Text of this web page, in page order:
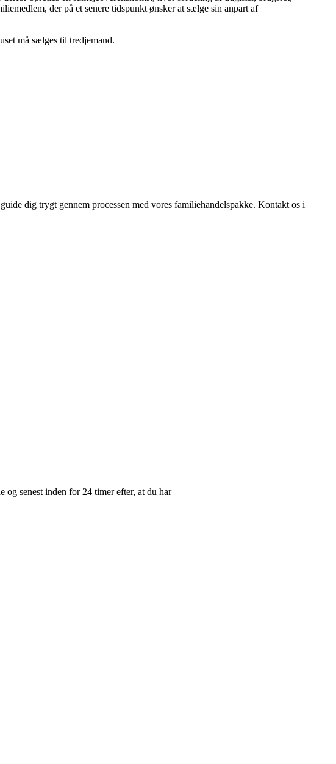
der på et senere tidspunkt ønsker at sælge sin anpart af
må sælges til tredjemand.
dig trygt gennem processen med vores familiehandelspakke. Kontakt os i
senest inden for 24 timer efter, at du har